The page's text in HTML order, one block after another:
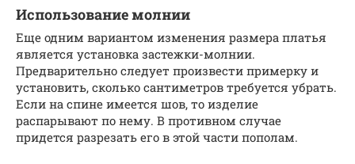
Использование молнии
Еще одним вариантом изменения размера платья
является установка застежки-молнии.
Предварительно следует произвести примерку и
установить, сколько сантиметров требуется убрать.
Если на спине имеется шов, то изделие
распарывают по нему. В противном случае
придется разрезать его в этой части пополам.